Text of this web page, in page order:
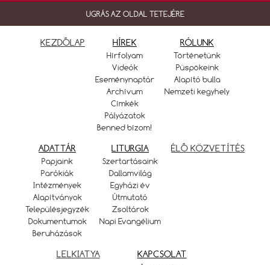
UGRÁS AZ OLDAL TETEJÉRE
KEZDŐLAP HÍREK
Hírfolyam
Videók
Eseménynaptár
Archívum
Címkék
Pályázatok
Benned bízom!
RÓLUNK
Történetünk
Püspökeink
Alapító bulla
Nemzeti kegyhely
ADATTÁR
Papjaink
Parókiák
Intézmények
Alapítványok
Településjegyzék
Dokumentumok
Beruházások
LITURGIA
Szertartásaink
Dallamvilág
Egyházi év
Útmutató
Zsoltárok
Napi Evangélium
ÉLŐ KÖZVETÍTÉS
LELKIATYA KAPCSOLAT